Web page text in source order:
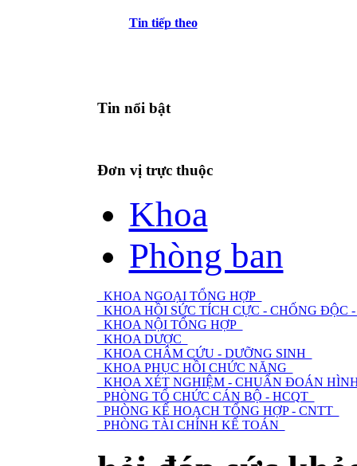
Tin tiếp theo
Tin nổi bật
Đơn vị trực thuộc
Khoa
Phòng ban
KHOA NGOẠI TỔNG HỢP
KHOA HỒI SỨC TÍCH CỰC - CHỐNG
KHOA NỘI TỔNG HỢP
KHOA DƯỢC
KHOA CHÂM CỨU - DƯỠNG SINH
KHOA PHỤC HỒI CHỨC NĂNG
KHOA XÉT NGHIỆM - CHUẨN ĐOÁN
PHÒNG TỔ CHỨC CÁN BỘ - HCQT
PHÒNG KẾ HOẠCH TỔNG HỢP - CNTT
PHÒNG TÀI CHÍNH KẾ TOÁN